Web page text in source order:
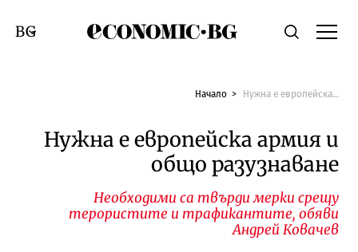
Economic.bgТърсене
Смяна на език
Начало Нужна е европейска армия и общо разузнаване
Нужна е европейска армия и
общо разузнаване
Необходими са твърди мерки срещу
терористите и трафикантите, обяви
Андрей Ковачев